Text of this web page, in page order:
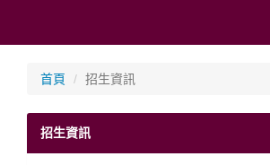
首頁 招生資訊
招生資訊